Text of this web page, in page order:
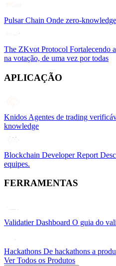
Pulsar Chain Onde zero-
The ZKvot Protocol Fortalecendo
na votação, de uma vez por todas
APLICAÇÃO
Knidos Agentes de trading
knowledge
Blockchain Developer Report
equipes.
FERRAMENTAS
Validatier Dashboard O guia do
Hackathons De hackathons a
Ver Todos os Produtos